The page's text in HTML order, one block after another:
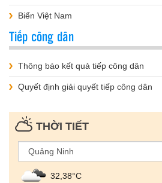
Biển Việt Nam
Tiếp công dân
Thông báo kết quả tiếp công dân
Quyết định giải quyết tiếp công dân
THỜI TIẾT
32,38°С